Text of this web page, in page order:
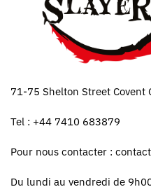
71-75 Shelton Street Covent
Tel : +44 7410 683879
Pour nous contacter :
Du lundi au vendredi de